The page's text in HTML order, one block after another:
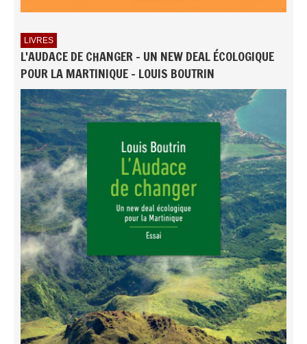
LIVRES
L'AUDACE DE CHANGER - UN NEW DEAL ÉCOLOGIQUE
POUR LA MARTINIQUE - LOUIS BOUTRIN